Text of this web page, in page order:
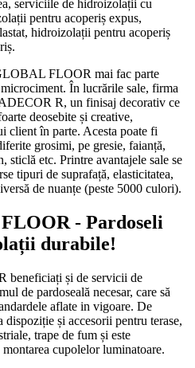
serviciile de hidroizolații cu
pentru acoperiș expus,
hidroizolații pentru acoperiș
FLOOR mai fac parte
În lucrările sale, firma
R, un finisaj decorativ ce
deosebite și creative,
client în parte. Acesta poate fi
grosimi, pe gresie, faianță,
sticlă etc. Printre avantajele sale se
tipuri de suprafață, elasticitatea,
de nuanțe (peste 5000 culori).
- Pardoseli
durabile!
și de servicii de
de pardoseală necesar, care să
aflate in vigoare. De
dispoziție și accesorii pentru terase,
trape de fum și este
cupolelor luminatoare.